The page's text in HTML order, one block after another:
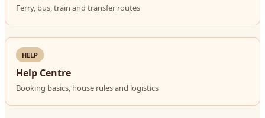
Ferry, bus, train and transfer routes
HELP
Help Centre
Booking basics, house rules and logistics